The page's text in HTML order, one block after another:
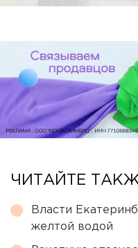
ЧИТАЙТЕ
Власти
желтой водой